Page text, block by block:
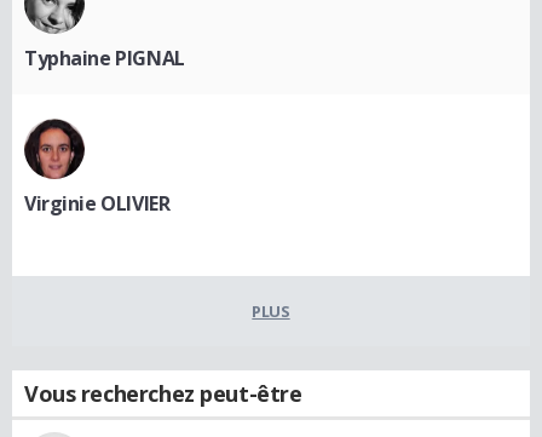
Typhaine PIGNAL
Virginie OLIVIER
PLUS
Vous recherchez peut-être